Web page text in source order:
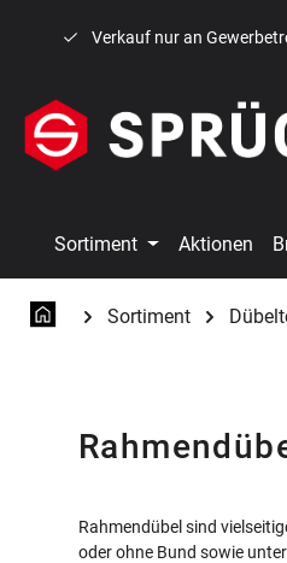
Verkauf nur an
Sortiment Aktionen
Sortiment
Rahmendübel sind
oder ohne Bund sowie